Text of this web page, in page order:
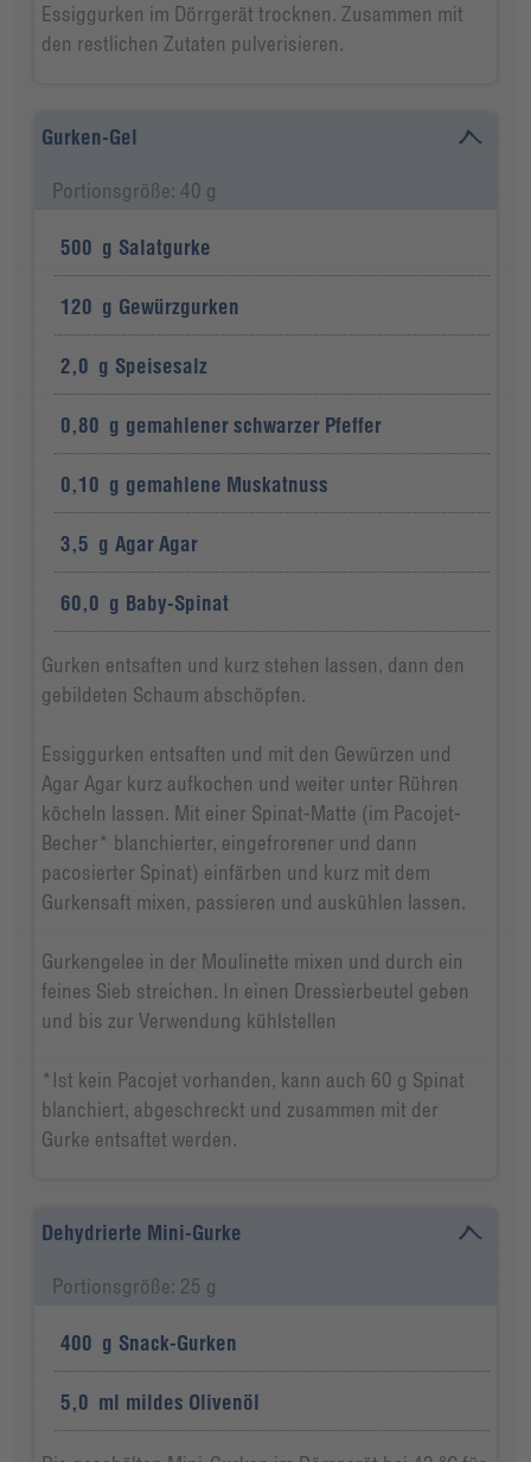
Essiggurken im Dörrgerät trocknen. Zusammen mit
den restlichen Zutaten pulverisieren.
Gurken-Gel
Portionsgröße: 40 g
500 g Salatgurke
120 g Gewürzgurken
2,0 g Speisesalz
0,80 g gemahlener schwarzer Pfeffer
0,10 g gemahlene Muskatnuss
3,5 g Agar Agar
60,0 g Baby-Spinat
Gurken entsaften und kurz stehen lassen, dann den
gebildeten Schaum abschöpfen.
Essiggurken entsaften und mit den Gewürzen und
Agar Agar kurz aufkochen und weiter unter Rühren
köcheln lassen. Mit einer Spinat-Matte (im Pacojet-
Becher* blanchierter, eingefrorener und dann
pacosierter Spinat) einfärben und kurz mit dem
Gurkensaft mixen, passieren und auskühlen lassen.
Gurkengelee in der Moulinette mixen und durch ein
feines Sieb streichen. In einen Dressierbeutel geben
und bis zur Verwendung kühlstellen
*Ist kein Pacojet vorhanden, kann auch 60 g Spinat
blanchiert, abgeschreckt und zusammen mit der
Gurke entsaftet werden.
Dehydrierte Mini-Gurke
Portionsgröße: 25 g
400 g Snack-Gurken
5,0 ml mildes Olivenöl